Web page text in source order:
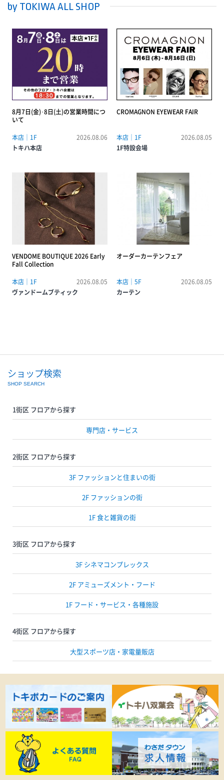
by TOKIWA ALL SHOP
8月7日(金)･8日(土)の営業時間につ
いて
本店｜1F
2026.08.06
トキハ本店
CROMAGNON EYEWEAR FAIR
本店｜1F
2026.08.05
1F特設会場
VENDOME BOUTIQUE 2026 Early
Fall Collection
本店｜1F
2026.08.05
ヴァンドームブティック
オーダーカーテンフェア
本店｜5F
2026.08.05
カーテン
ショップ検索
SHOP SEARCH
1街区 フロアから探す
専門店・サービス
2街区 フロアから探す
3F ファッションと住まいの街
2F ファッションの街
1F 食と雑貨の街
3街区 フロアから探す
3F シネマコンプレックス
2F アミューズメント・フード
1F フード・サービス・各種施設
4街区 フロアから探す
大型スポーツ店・家電量販店